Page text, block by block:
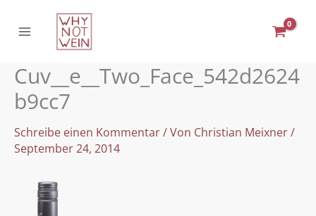
Inhalt
Cuv__e__Two_Face_542d2624
b9cc7
Schreibe einen Kommentar/ Von Christian Meixner/
September 24, 2014